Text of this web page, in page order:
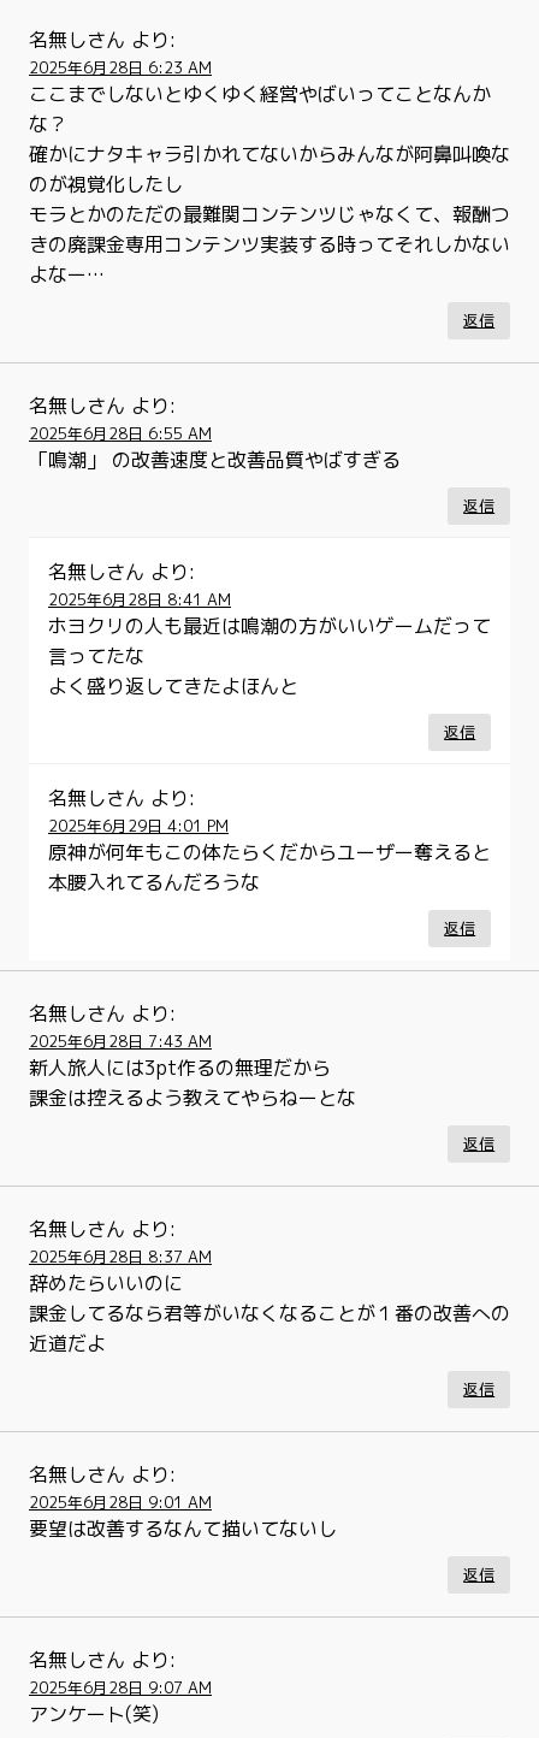
名無しさん より:
2025年6月28日 6:23 AM
ここまでしないとゆくゆく経営やばいってことなんか
な？
確かにナタキャラ引かれてないからみんなが阿鼻叫喚な
のが視覚化したし
モラとかのただの最難関コンテンツじゃなくて、報酬つ
きの廃課金専用コンテンツ実装する時ってそれしかない
よなー…
返信
名無しさん より:
2025年6月28日 6:55 AM
「鳴潮」 の改善速度と改善品質やばすぎる
返信
名無しさん より:
2025年6月28日 8:41 AM
ホヨクリの人も最近は鳴潮の方がいいゲームだって
言ってたな
よく盛り返してきたよほんと
返信
名無しさん より:
2025年6月29日 4:01 PM
原神が何年もこの体たらくだからユーザー奪えると
本腰入れてるんだろうな
返信
名無しさん より:
2025年6月28日 7:43 AM
新人旅人には3pt作るの無理だから
課金は控えるよう教えてやらねーとな
返信
名無しさん より:
2025年6月28日 8:37 AM
辞めたらいいのに
課金してるなら君等がいなくなることが１番の改善への
近道だよ
返信
名無しさん より:
2025年6月28日 9:01 AM
要望は改善するなんて描いてないし
返信
名無しさん より:
2025年6月28日 9:07 AM
アンケート(笑)